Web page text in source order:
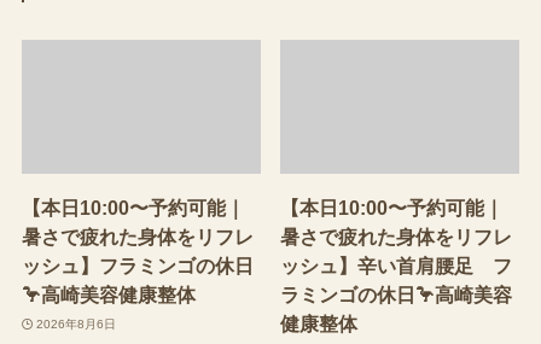
【本日10:00〜予約可能｜
暑さで疲れた身体をリフレ
ッシュ】フラミンゴの休日
🦩高崎美容健康整体
2026年8月6日
【本日10:00〜予約可能｜
暑さで疲れた身体をリフレ
ッシュ】辛い首肩腰足 フ
ラミンゴの休日🦩高崎美容
健康整体